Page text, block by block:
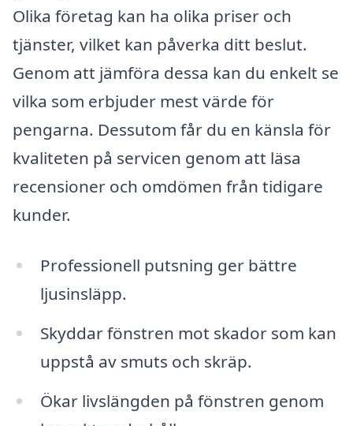
Olika företag kan ha olika priser och
tjänster, vilket kan påverka ditt beslut.
Genom att jämföra dessa kan du enkelt se
vilka som erbjuder mest värde för
pengarna. Dessutom får du en känsla för
kvaliteten på servicen genom att läsa
recensioner och omdömen från tidigare
kunder.
Professionell putsning ger bättre
ljusinsläpp.
Skyddar fönstren mot skador som kan
uppstå av smuts och skräp.
Ökar livslängden på fönstren genom